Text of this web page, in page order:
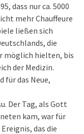
dass nur ca. 5000
mehr Chauffeure
ließen sich
die
möglich hielten, bis
der Medizin.
für das Neue,
Der Tag, als Gott
kam, war für
das die